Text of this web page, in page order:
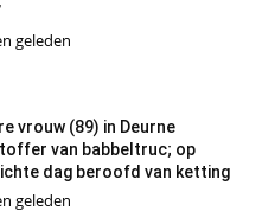
geleden
vrouw (89) in Deurne
van babbeltruc; op
dag beroofd van ketting
geleden